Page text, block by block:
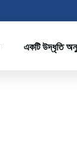
একটি উদ্ধৃতি